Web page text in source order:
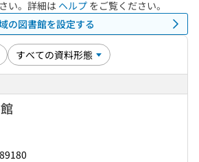
い。詳細は ヘルプ をご覧ください。
の図書館を設定する